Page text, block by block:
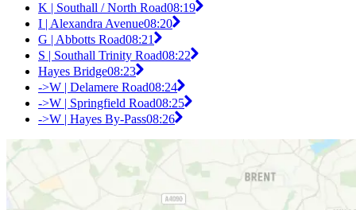
K | Southall / North Road08:19
I | Alexandra Avenue08:20
G | Abbotts Road08:21
S | Southall Trinity Road08:22
Hayes Bridge08:23
->W | Delamere Road08:24
->W | Springfield Road08:25
->W | Hayes By-Pass08:26